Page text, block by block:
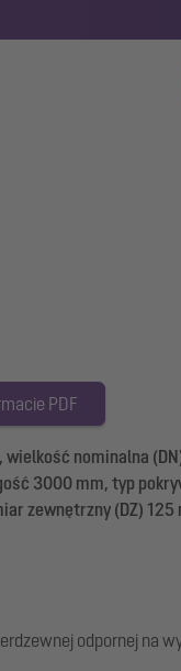
PDF
wielkość nominalna
3000 mm, typ
zewnętrzny (DZ) 125
odpornej na